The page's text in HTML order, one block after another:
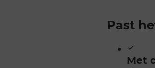
Past
Met